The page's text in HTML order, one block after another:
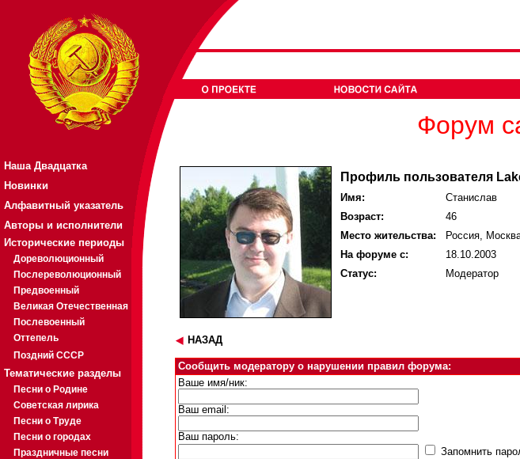
Наша Двадцатка
Новинки
Алфавитный указатель
Авторы и исполнители
Исторические периоды
Дореволюционный
Послереволюционный
Предвоенный
Великая Отечественная
Послевоенный
Оттепель
Поздний СССР
Тематические разделы
Песни о Родине
Советская лирика
Песни о Труде
Песни о городах
Праздничные песни
Форум
Профиль пользователя
Имя:
Станислав
Возраст:
46
Место жительства:
Россия,
На форуме с:
18.10.2003
Статус:
Модератор
НАЗАД
Сообщить модератору о нарушении правил форума:
Ваше имя/ник:
Ваш email:
Ваш пароль:
Запомнить